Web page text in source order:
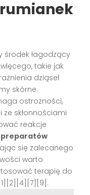
środek łagodzący
takie jak
dziąseł
skórne.
ostrożności,
ze skłonnościami
reakcje
preparatów
się zalecanego
warto
terapię do